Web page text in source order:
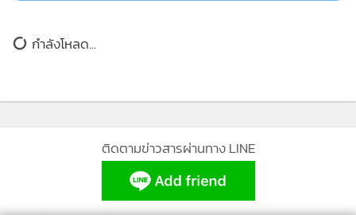
สมรรถนะ EV พร้อมลุยเมืองและทางไกล
ข่าวที่เกี่ยวข้อง